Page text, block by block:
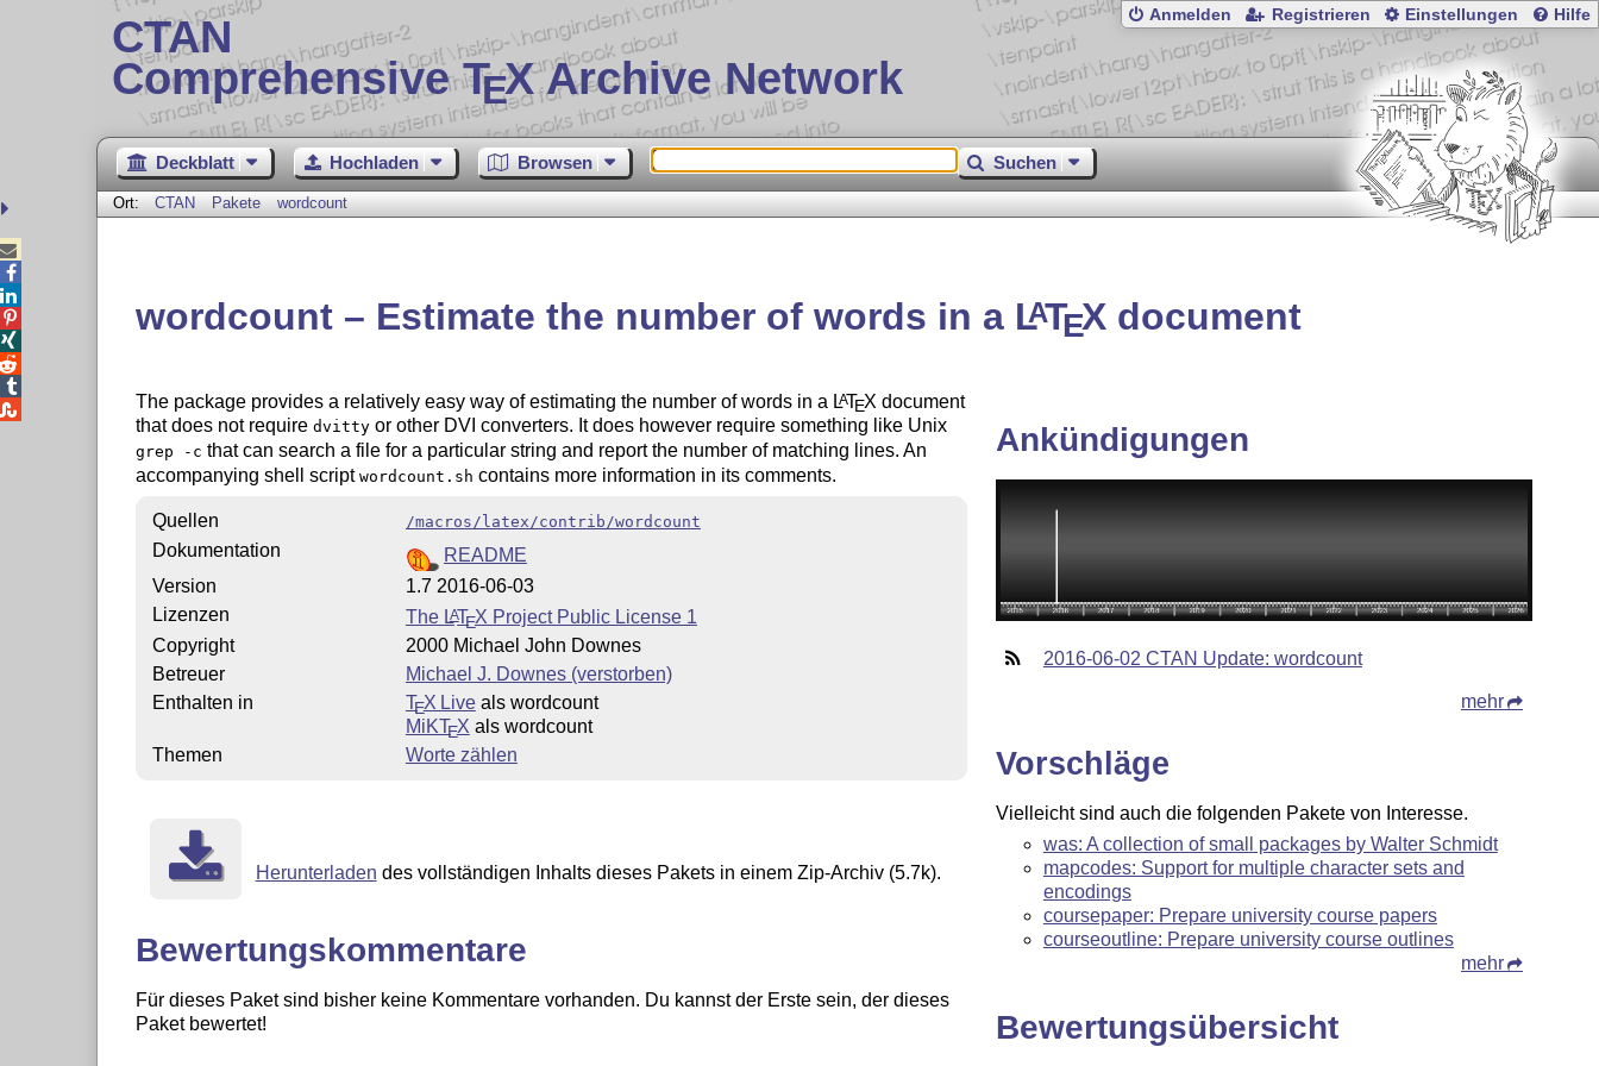
CTAN
Comprehensive TEX Archive Network
Anmelden Registrieren Einstellungen Hilfe
Deckblatt Hochladen Browsen Suchen
Ort: CTAN Pakete wordcount
wordcount – Estimate the number of words in a LATEXdocument
The package provides a relatively easy way of estimating the number of words in a LATEX document
that does not require dvittyor other DVI converters. It does however require something like Unix
grep -c that can search a file for a particular string and report the number of matching lines. An
accompanying shell script wordcount.sh contains more information in its comments.
Quellen /macros/latex/contrib/wordcount
Dokumentation
README
Version
1.7 2016-06-03
Lizenzen
The LATEX Project Public License 1
Copyright
2000 Michael John Downes
Betreuer
Michael J. Downes (verstorben)
Enthalten in
TEX Liveals wordcount
MiKTEX als wordcount
Themen
Worte zählen
Herunterladen des vollständigen Inhalts dieses Pakets in einem Zip-Archiv (5.7k).
Bewertungskommentare
Für dieses Paket sind bisher keine Kommentare vorhanden. Du kannst der Erste sein, der dieses
Paket bewertet!
Ankündigungen
2016-06-02 CTAN Update: wordcount
mehr
Vorschläge
Vielleicht sind auch die folgenden Pakete von Interesse.
was: A collection of small packages by Walter Schmidt
mapcodes: Support for multiple character sets and
encodings
coursepaper: Prepare university course papers
courseoutline: Prepare university course outlines
mehr
Bewertungsübersicht




